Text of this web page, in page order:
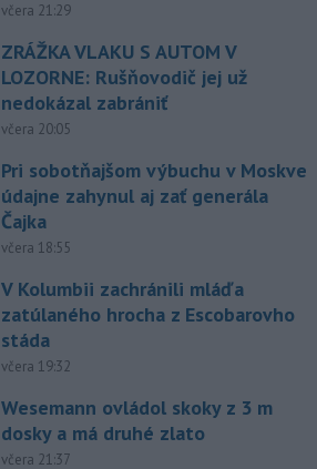
včera 21:29
ZRÁŽKA VLAKU S AUTOM V
LOZORNE: Rušňovodič jej už
nedokázal zabrániť
včera 20:05
Pri sobotňajšom výbuchu v Moskve
údajne zahynul aj zať generála
Čajka
včera 18:55
V Kolumbii zachránili mláďa
zatúlaného hrocha z Escobarovho
stáda
včera 19:32
Wesemann ovládol skoky z 3 m
dosky a má druhé zlato
včera 21:37